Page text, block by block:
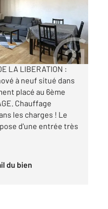
LA LIBERATION :
à neuf situé dans
placé au 6ème
Chauffage
les charges ! Le
d'une entrée très
du bien